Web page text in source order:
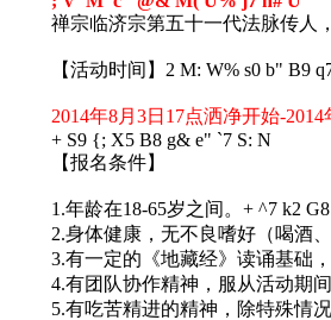
禅宗临济宗第五十一代法脉传人
【活动时间】 2 M: W% s0 b" B9
2014年8月3日17点洒净开始-
+ S9 {; X5 B8 g& e" `7 S: N
【报名条件】
1.年龄在18-65岁之间。 + ^7 k2
2.身体健康，无不良嗜好（喝酒
3.有一定的《地藏经》读诵基础
4.有团队协作精神，服从活动期
5.有吃苦精进的精神，除特殊情